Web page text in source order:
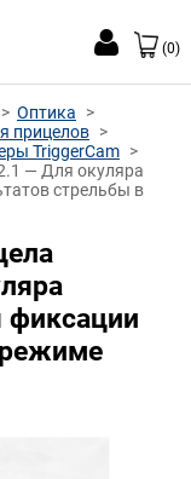
(0)
Оптика
прицелов
TriggerCam
— Для окуляра
стрельбы в
режиме